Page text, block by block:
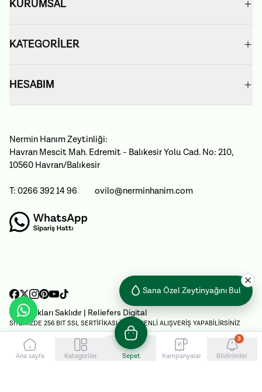
Ana sayfa Kategoriler Sepet Kampanyalar
3
Bildirimler
KURUMSAL
KATEGORİLER
HESABIM
Nermin Hanım Zeytinliği:
Havran Mescit Mah. Edremit - Balıkesir Yolu Cad. No: 210,
10560 Havran/Balıkesir
T: 0266 392 14 96 ovilo@nerminhanim.com
Tüm Hakları Saklıdır | Reliefers Digital
SİTEMİZDE 256 BIT SSL SERTİFİKASI İLE GÜVENLİ ALIŞVERİŞ YAPABİLİRSİNİZ
Sana Özel Zeytinyağını Bul